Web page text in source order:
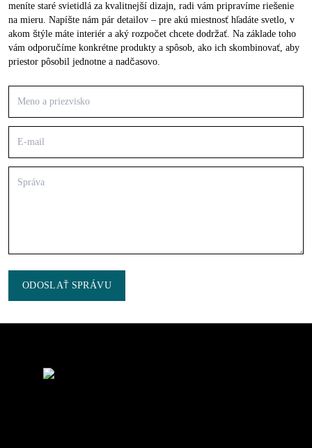
meníte staré svietidlá za kvalitnejší dizajn, radi vám pripravíme riešenie
na mieru. Napíšte nám pár detailov – pre akú miestnosť hľadáte svetlo, v
akom štýle máte interiér a aký rozpočet chcete dodržať. Na základe toho
vám odporučíme konkrétne produkty a spôsob, ako ich skombinovať, aby
priestor pôsobil jednotne a nadčasovo.
ODOSLAŤ SPRÁVU